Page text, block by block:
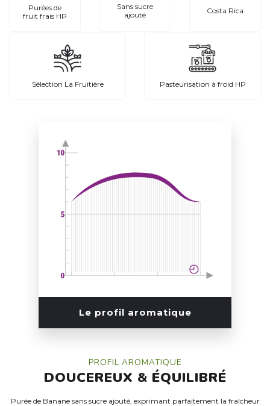
Purées de
fruit frais HP
Sans sucre
ajouté
Costa Rica
Sélection La Fruitière Pasteurisation à froid HP
Le profil aromatique
PROFIL AROMATIQUE
DOUCEREUX & ÉQUILIBRÉ
Purée de Banane sans sucre ajouté, exprimant parfaitement la fraîcheur